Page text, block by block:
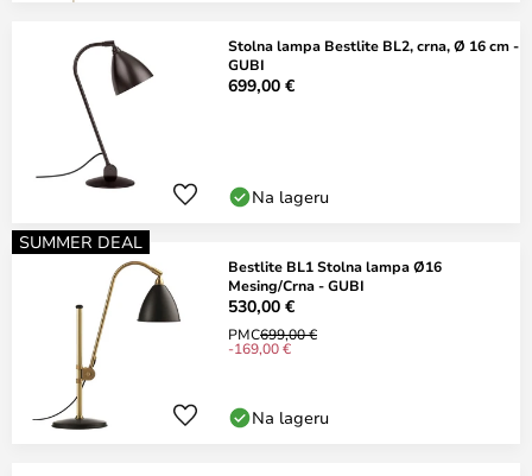
Stolna lampa Bestlite BL2, crna, Ø 16 cm -
GUBI
699,00 €
Na lageru
SUMMER DEAL
Bestlite BL1 Stolna lampa Ø16
Mesing/Crna - GUBI
530,00 €
PMC699,00 €
-169,00 €
Na lageru